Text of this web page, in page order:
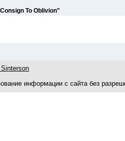
To Oblivion"
информации с сайта без